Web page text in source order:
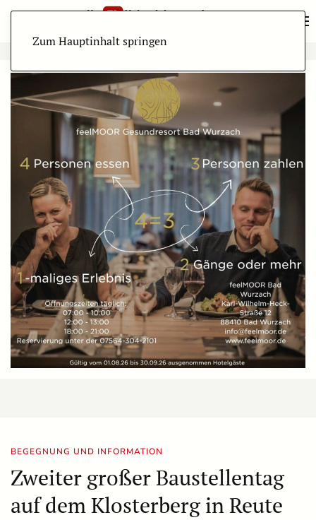
Zum Hauptinhalt springen
BEGEGNUNG UND INFORMATION
Zweiter großer Baustellentag
auf dem Klosterberg in Reute